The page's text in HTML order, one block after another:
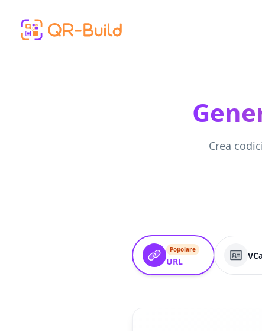
Crea
Popolare
URL